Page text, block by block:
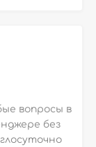
вопросы в
без